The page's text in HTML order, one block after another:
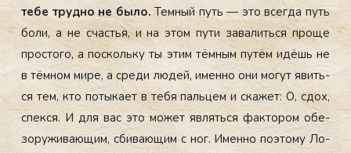
те­бе труд­но не бы­ло.Тем­ный путь — это всег­да путь
бо­ли, а не счастья, и на этом пу­ти за­валить­ся про­ще
прос­то­го, а пос­коль­ку ты этим тём­ным пу­тём идёшь не
в тём­ном ми­ре, а сре­ди лю­дей, имен­но они мо­гут явить­
ся тем, кто по­тыка­ет в те­бя паль­цем и ска­жет: О, сдох,
спек­ся. И для вас это мо­жет яв­лять­ся фак­то­ром обе­
зору­жива­ющим, сби­ва­ющим с ног. Имен­но по­это­му Ло­